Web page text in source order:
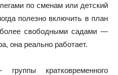
по сменам или детский
полезно включить в план
свободными садами —
она реально работает.
кратковременного